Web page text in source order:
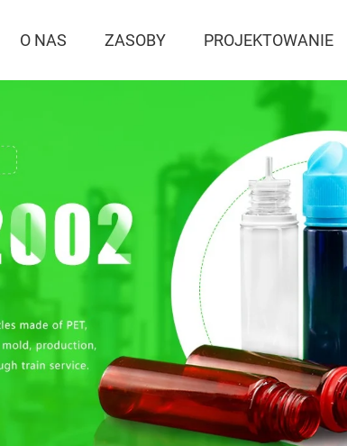
O NAS ZASOBY PROJEKTOWANIE